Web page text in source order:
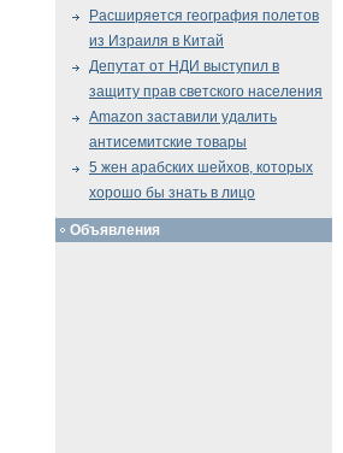
Расширяется география полетов
из Израиля в Китай
Депутат от НДИ выступил в
защиту прав светского населения
Amazon заставили удалить
антисемитские товары
5 жен арабских шейхов, которых
хорошо бы знать в лицо
Объявления